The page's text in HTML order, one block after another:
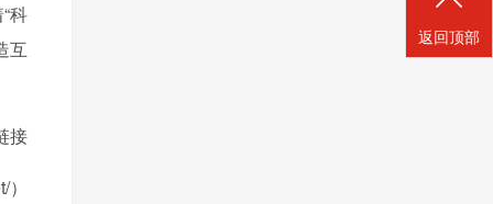
科
互
接
返回顶部